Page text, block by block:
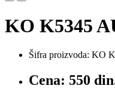
KO K5345
Šifra proizvoda: KO
Cena: 550